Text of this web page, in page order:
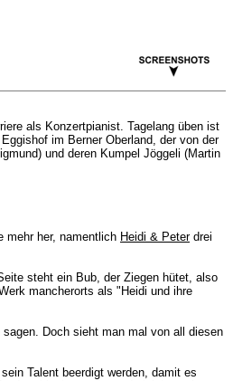
als Konzertpianist. Tagelang üben ist
im Berner Oberland, der von der
und deren Kumpel Jöggeli (Martin
mehr her, namentlich Heidi & Peterdrei
steht ein Bub, der Ziegen hütet, also
mancherorts als "Heidi und ihre
Doch sieht man mal von all diesen
Talent beerdigt werden, damit es